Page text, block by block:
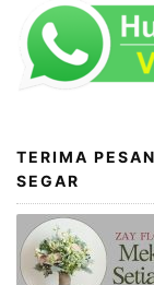
TERIMA
SEGAR